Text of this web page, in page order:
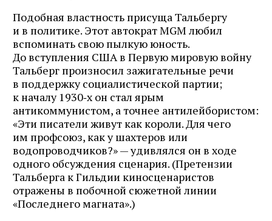
Подобная властность присуща Тальбергу
и в политике. Этот автократ MGM любил
вспоминать свою пылкую юность.
До вступления США в Первую мировую войну
Тальберг произносил зажигательные речи
в поддержку социалистической партии;
к началу 1930‑х он стал ярым
антикоммунистом, а точнее антилейбористом:
«Эти писатели живут как короли. Для чего
им профсоюз, как у шахтеров или
водопроводчиков?» — удивлялся он в ходе
одного обсуждения сценария. (Претензии
Тальберга к Гильдии киносценаристов
отражены в побочной сюжетной линии
«Последнего магната».)